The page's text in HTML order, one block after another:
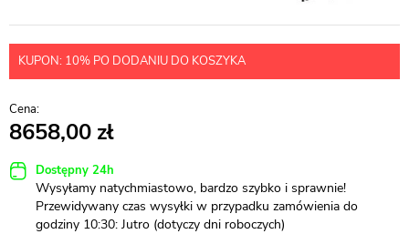
KUPON: 10% PO DODANIU DO KOSZYKA
8658,00
Dostępny 24h
Wysyłamy natychmiastowo, bardzo szybko i sprawnie!
Przewidywany czas wysyłki w przypadku zamówienia do
godziny 10:30: Jutro (dotyczy dni roboczych)